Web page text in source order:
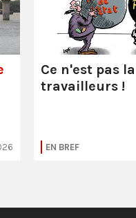
Ce n'est pas
travailleurs !
EN BREF